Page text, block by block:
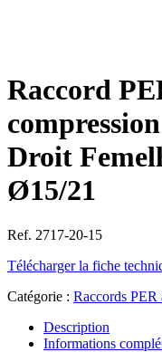
Raccord
compression
Droit
Ø15/21
Ref. 2717-20-15
Télécharger la fiche
Catégorie : Raccords PER
Description
Informations